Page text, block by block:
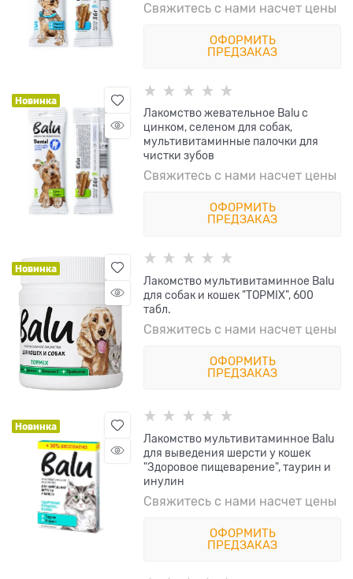
Свяжитесь с нами насчет цены
ОФОРМИТЬ
ПРЕДЗАКАЗ
Новинка
Лакомство жевательное Balu с
цинком, селеном для собак,
мультивитаминные палочки для
чистки зубов
Свяжитесь с нами насчет цены
ОФОРМИТЬ
ПРЕДЗАКАЗ
Новинка
Лакомство мультивитаминное Balu
для собак и кошек "TOPMIX", 600
табл.
Свяжитесь с нами насчет цены
ОФОРМИТЬ
ПРЕДЗАКАЗ
Новинка
Лакомство мультивитаминное Balu
для выведения шерсти у кошек
"Здоровое пищеварение", таурин и
инулин
Свяжитесь с нами насчет цены
ОФОРМИТЬ
ПРЕДЗАКАЗ